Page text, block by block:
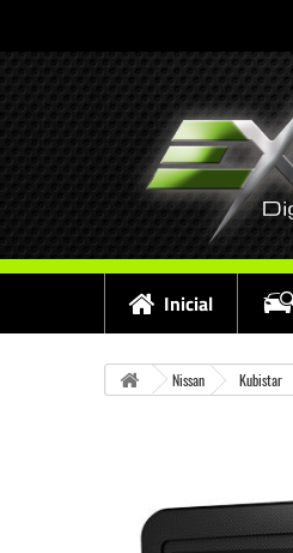
Inicial
Nissan Kubistar